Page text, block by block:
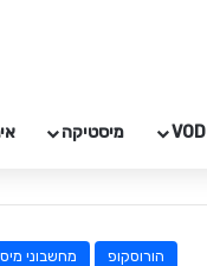
VOD מיסטיקה
הורוסקופ מחשבוני